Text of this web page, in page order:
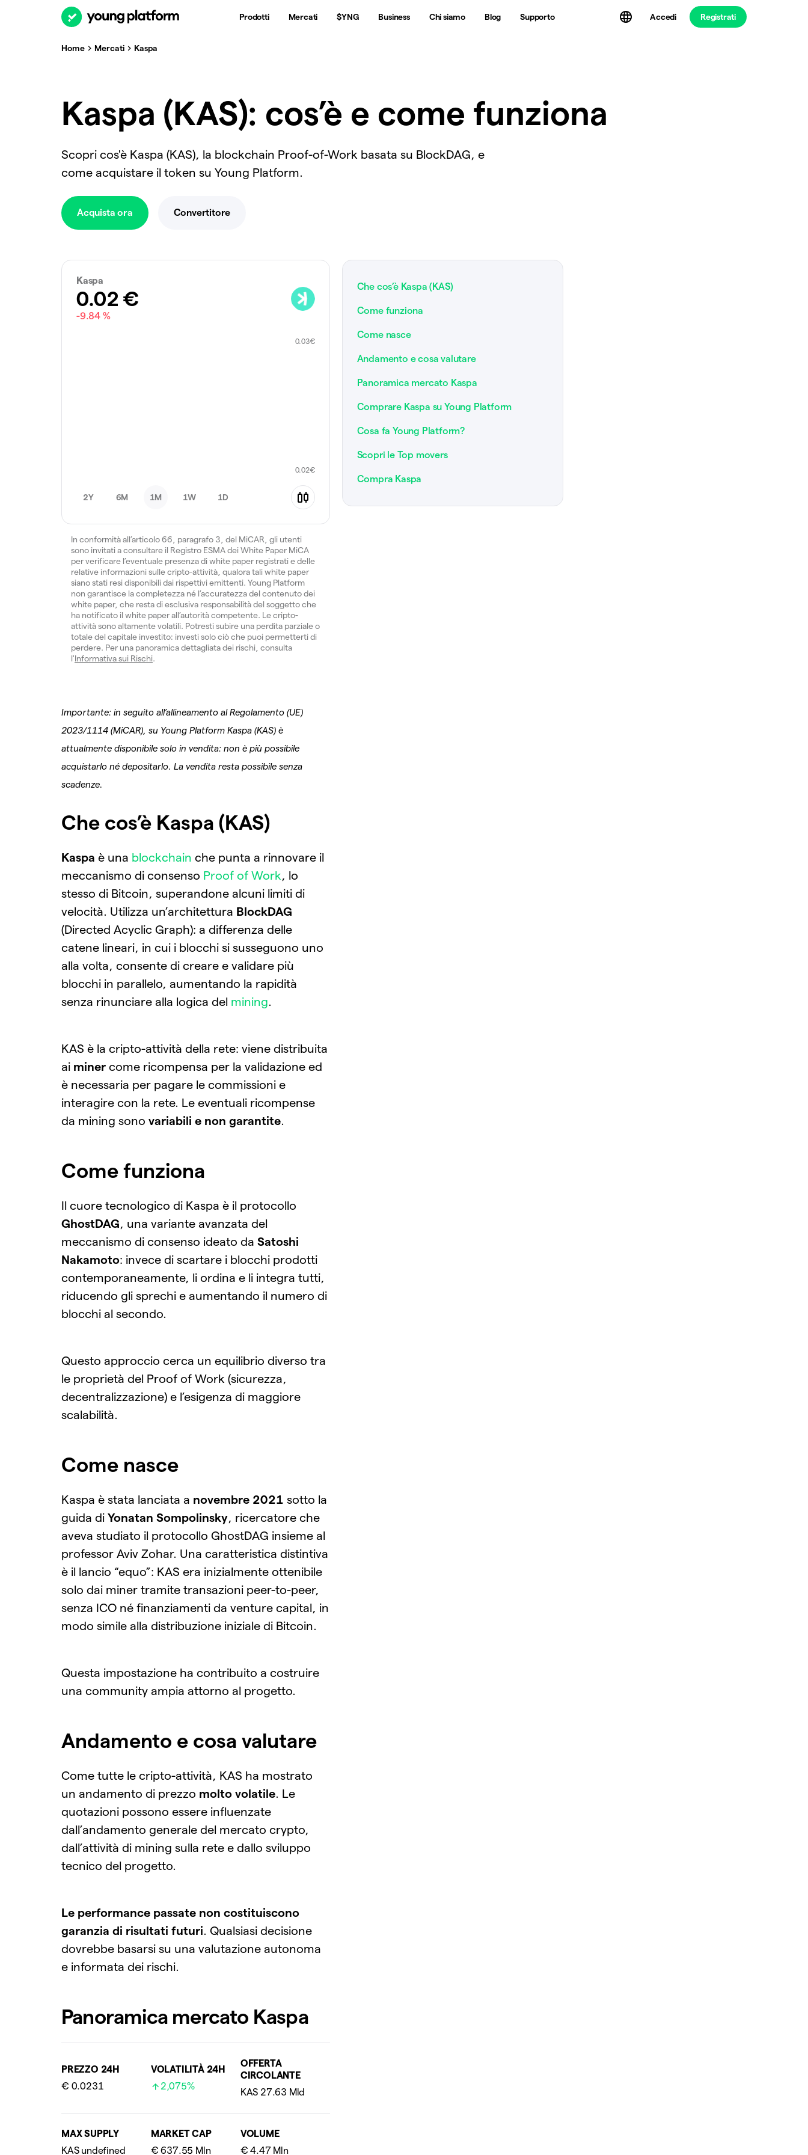
Prodotti Mercati $YNG Business Chi siamo Blog Supporto Accedi Registrati
Home Mercati Kaspa
Kaspa (KAS): cos’è e come funziona
Scopri cos'è Kaspa (KAS), la blockchain Proof-of-Work basata su BlockDAG, e
come acquistare il token su Young Platform.
Acquista ora Convertitore
Kaspa
0.02 €
-9.84 %
0.03€
0.02€
2Y 6M 1M 1W 1D
In conformità all’articolo 66, paragrafo 3, del MiCAR, gli utenti
sono invitati a consultare il Registro ESMA dei White Paper MiCA
per verificare l’eventuale presenza di white paper registrati e delle
relative informazioni sulle cripto-attività, qualora tali white paper
siano stati resi disponibili dai rispettivi emittenti. Young Platform
non garantisce la completezza né l’accuratezza del contenuto dei
white paper, che resta di esclusiva responsabilità del soggetto che
ha notificato il white paper all’autorità competente. Le cripto-
attività sono altamente volatili. Potresti subire una perdita parziale o
totale del capitale investito: investi solo ciò che puoi permetterti di
perdere. Per una panoramica dettagliata dei rischi, consulta
l'Informativa sui Rischi.
Importante: in seguito all’allineamento al Regolamento (UE)
2023/1114 (MiCAR), su Young Platform Kaspa (KAS) è
attualmente disponibile solo in vendita: non è più possibile
acquistarlo né depositarlo. La vendita resta possibile senza
scadenze.
Che cos’è Kaspa (KAS)
Kaspa è una blockchain che punta a rinnovare il
meccanismo di consenso Proof of Work, lo
stesso di Bitcoin, superandone alcuni limiti di
velocità. Utilizza un’architettura BlockDAG
(Directed Acyclic Graph): a differenza delle
catene lineari, in cui i blocchi si susseguono uno
alla volta, consente di creare e validare più
blocchi in parallelo, aumentando la rapidità
senza rinunciare alla logica del mining.
KAS è la cripto-attività della rete: viene distribuita
ai miner come ricompensa per la validazione ed
è necessaria per pagare le commissioni e
interagire con la rete. Le eventuali ricompense
da mining sono variabili e non garantite.
Come funziona
Il cuore tecnologico di Kaspa è il protocollo
GhostDAG, una variante avanzata del
meccanismo di consenso ideato da Satoshi
Nakamoto: invece di scartare i blocchi prodotti
contemporaneamente, li ordina e li integra tutti,
riducendo gli sprechi e aumentando il numero di
blocchi al secondo.
Questo approccio cerca un equilibrio diverso tra
le proprietà del Proof of Work (sicurezza,
decentralizzazione) e l’esigenza di maggiore
scalabilità.
Come nasce
Kaspa è stata lanciata a novembre 2021 sotto la
guida di Yonatan Sompolinsky, ricercatore che
aveva studiato il protocollo GhostDAG insieme al
professor Aviv Zohar. Una caratteristica distintiva
è il lancio “equo”: KAS era inizialmente ottenibile
solo dai miner tramite transazioni peer-to-peer,
senza ICO né finanziamenti da venture capital, in
modo simile alla distribuzione iniziale di Bitcoin.
Questa impostazione ha contribuito a costruire
una community ampia attorno al progetto.
Andamento e cosa valutare
Come tutte le cripto-attività, KAS ha mostrato
un andamento di prezzo molto volatile. Le
quotazioni possono essere influenzate
dall’andamento generale del mercato crypto,
dall’attività di mining sulla rete e dallo sviluppo
tecnico del progetto.
Le performance passate non costituiscono
garanzia di risultati futuri. Qualsiasi decisione
dovrebbe basarsi su una valutazione autonoma
e informata dei rischi.
Panoramica mercato Kaspa
PREZZO 24H
€ 0.0231
VOLATILITÀ 24H
2,075%
OFFERTA
CIRCOLANTE
MAX SUPPLY
MARKET CAP
€ 637.55 Mln
VOLUME
€ 4.47 Mln
Che cos’è Kaspa (KAS)
Come funziona
Come nasce
Andamento e cosa valutare
Panoramica mercato Kaspa
Comprare Kaspa su Young Platform
Cosa fa Young Platform?
Scopri le Top movers
Compra Kaspa